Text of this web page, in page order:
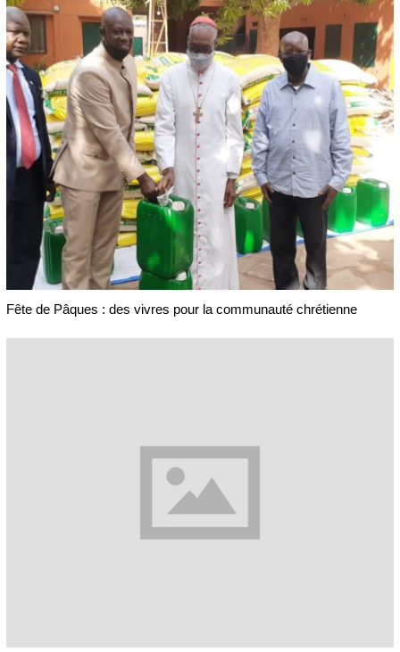
Fête de Pâques : des vivres pour la communauté chrétienne